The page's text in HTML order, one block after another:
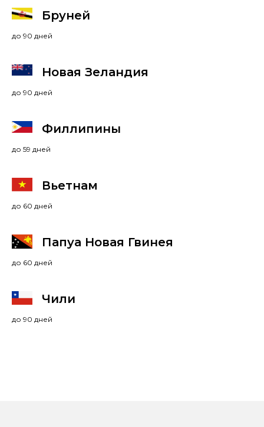
Бруней
до 90 дней
Новая Зеландия
до 90 дней
Филлипины
до 59 дней
Вьетнам
до 60 дней
Папуа Новая Гвинея
до 60 дней
Чили
до 90 дней